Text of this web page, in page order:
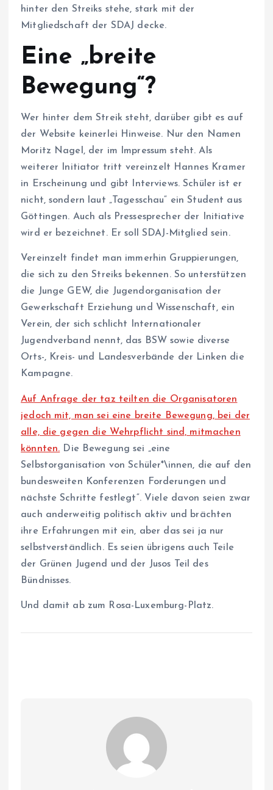
hinter den Streiks stehe, stark mit der
Mitgliedschaft der SDAJ decke.
Eine „breite
Bewegung“?
Wer hinter dem Streik steht, darüber gibt es auf
der Website keinerlei Hinweise. Nur den Namen
Moritz Nagel, der im Impressum steht. Als
weiterer Initiator tritt vereinzelt Hannes Kramer
in Erscheinung und gibt Interviews. Schüler ist er
nicht, sondern laut „Tagesschau“ ein Student aus
Göttingen. Auch als Pressesprecher der Initiative
wird er bezeichnet. Er soll SDAJ-Mitglied sein.
Vereinzelt findet man immerhin Gruppierungen,
die sich zu den Streiks bekennen. So unterstützen
die Junge GEW, die Jugendorganisation der
Gewerkschaft Erziehung und Wissenschaft, ein
Verein, der sich schlicht Internationaler
Jugendverband nennt, das BSW sowie diverse
Orts-, Kreis- und Landesverbände der Linken die
Kampagne.
Auf Anfrage der taz teilten die Organisatoren
jedoch mit, man sei eine breite Bewegung, bei der
alle, die gegen die Wehrpflicht sind, mitmachen
könnten. Die Bewegung sei „eine
Selbstorganisation von Schüler*\innen, die auf den
bundesweiten Konferenzen Forderungen und
nächste Schritte festlegt“. Viele davon seien zwar
auch anderweitig politisch aktiv und brächten
ihre Erfahrungen mit ein, aber das sei ja nur
selbstverständlich. Es seien übrigens auch Teile
der Grünen Jugend und der Jusos Teil des
Bündnisses.
Und damit ab zum Rosa-Luxemburg-Platz.